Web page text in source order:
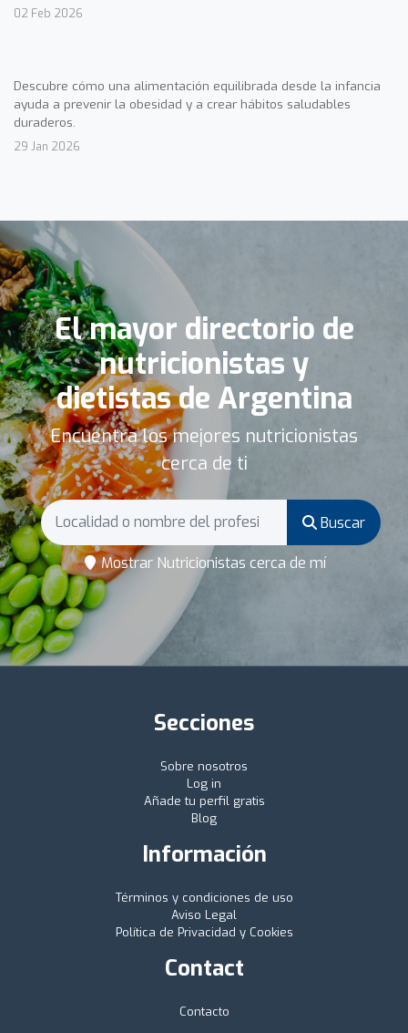
02 Feb 2026
Descubre cómo una alimentación equilibrada desde la infancia
ayuda a prevenir la obesidad y a crear hábitos saludables
duraderos.
29 Jan 2026
El mayor directorio de
nutricionistas y
dietistas de Argentina
Encuentra los mejores nutricionistas
cerca de ti
Buscar
Mostrar Nutricionistas cerca de mí
Secciones
Sobre nosotros
Log in
Añade tu perfil gratis
Blog
Información
Términos y condiciones de uso
Aviso Legal
Política de Privacidad y Cookies
Contact
Contacto